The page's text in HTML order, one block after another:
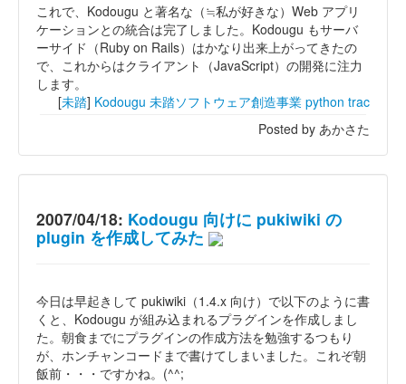
これで、Kodougu と著名な（≒私が好きな）Web アプリ
ケーションとの統合は完了しました。Kodougu もサーバ
ーサイド（Ruby on Rails）はかなり出来上がってきたの
で、これからはクライアント（JavaScript）の開発に注力
します。
[未踏] Kodougu 未踏ソフトウェア創造事業 python trac
Posted by あかさた
2007/04/18: Kodougu 向けに pukiwiki の
plugin を作成してみた
今日は早起きして pukiwiki（1.4.x 向け）で以下のように書
くと、Kodougu が組み込まれるプラグインを作成しまし
た。朝食までにプラグインの作成方法を勉強するつもり
が、ホンチャンコードまで書けてしまいました。これぞ朝
飯前・・・ですかね。(^^;